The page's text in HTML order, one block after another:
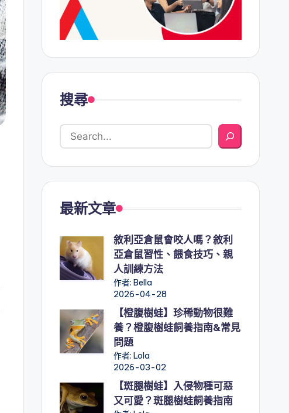
搜尋
最新文章
敘利亞倉鼠會咬人嗎？敘利
亞倉鼠習性、餵食技巧、親
人訓練方法
作者: Bella
2026-04-28
【橙腹樹蛙】珍稀動物很難
養？橙腹樹蛙飼養指南&常見
問題
作者: Lola
2026-03-02
【斑腿樹蛙】入侵物種可惡
又可愛？斑腿樹蛙飼養指南